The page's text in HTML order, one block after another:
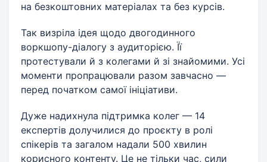
на безкоштовних матеріалах та без курсів.
Так визріла ідея щодо двогодинного
воркшопу-діалогу з аудиторією. Її
протестували й з колегами й зі знайомими. Усі
моменти пропрацювали разом завчасно —
перед початком самої ініціативи.
Дуже надихнула підтримка колег — 14
експертів долучилися до проєкту в ролі
спікерів та загалом надали 500 хвилин
корисного контенту. Це не тільки час, сили